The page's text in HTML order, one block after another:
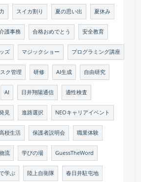
スイカ割り 夏の思い出 夏休み
護事務 合格おめでとう 安全教育
ズ マジックショー プログラミング講座
ク管理 研修 AI生成 自由研究
AI 日井翔陽通信 適性検査
見 進路選択 NEOキャリアイベント
校生活 保護者説明会 職業体験
流 学びの場 GuessTheWord
学ぶ 陸上自衛隊 春日井駐屯地